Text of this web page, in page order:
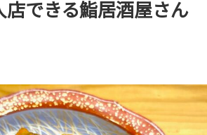
店できる鮨居酒屋さん